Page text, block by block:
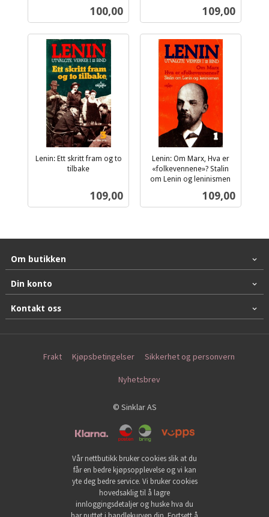
Pris
100,00 Pris
109,00
Lenin: Ett skritt fram og to
tilbake
Pris
109,00
Lenin: Om Marx, Hva er
«folkevennene»? Stalin
om Lenin og leninismen
Pris
109,00
Om butikken
Din konto
Kontakt oss
Frakt Kjøpsbetingelser Sikkerhet og personvern
Nyhetsbrev
© Sinklar AS
Vår nettbutikk bruker cookies slik at du
får en bedre kjøpsopplevelse og vi kan
yte deg bedre service. Vi bruker cookies
hovedsaklig til å lagre
innloggingsdetaljer og huske hva du